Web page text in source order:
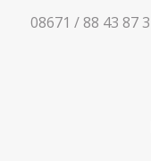
08671 / 88 43 87 3